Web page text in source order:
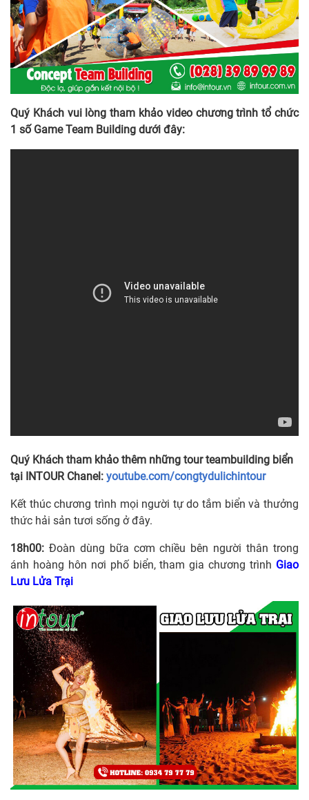
Quý Khách vui lòng tham khảo video chương trình tổ chức
1 số Game Team Building dưới đây:
Quý Khách tham khảo thêm những tour teambuilding biển
tại INTOUR Chanel: youtube.com/congtydulichintour
Kết thúc chương trình mọi người tự do tắm biển và thưởng
thức hải sản tươi sống ở đây.
18h00: Đoàn dùng bữa cơm chiều bên người thân trong
ánh hoàng hôn nơi phố biển, tham gia chương trình Giao
Lưu Lửa Trại